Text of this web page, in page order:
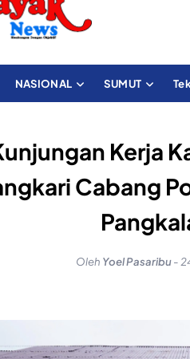
NASIONAL SUMUT
Kerja
Cabang
Oleh Yoel Pasaribu-